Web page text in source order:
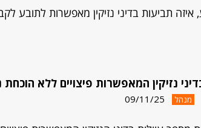
תביעות בדיני נזיקין מאפשרות לתובע
נזיקין המאפשרות פיצויים ללא הוכחת
מנהל 09/11/25